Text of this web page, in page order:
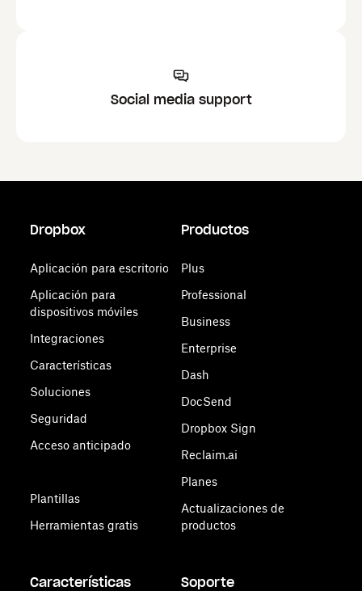
Social media support
Dropbox
Aplicación para escritorio
Aplicación para
dispositivos móviles
Integraciones
Características
Soluciones
Seguridad
Acceso anticipado
Plantillas
Herramientas gratis
Productos
Plus
Professional
Business
Enterprise
Dash
DocSend
Dropbox Sign
Reclaim.ai
Planes
Actualizaciones de
productos
Características Soporte